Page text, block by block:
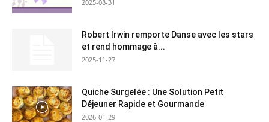
2025-08-31
Robert Irwin remporte Danse avec les stars
et rend hommage à...
2025-11-27
Quiche Surgelée : Une Solution Petit
Déjeuner Rapide et Gourmande
2026-01-29